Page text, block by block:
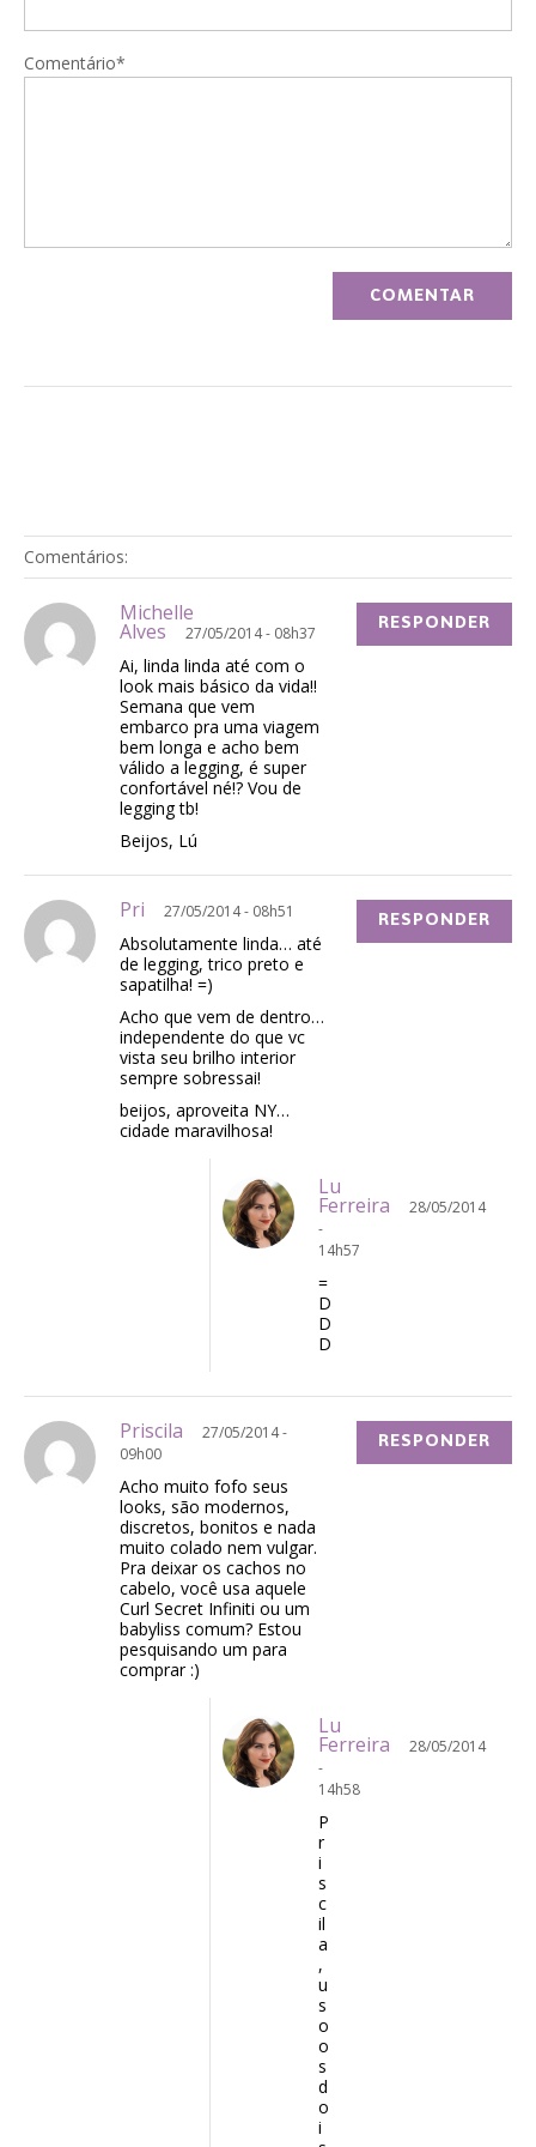
Comentário*
Comentários:
Michelle
Alves 27/05/2014 - 08h37
Ai, linda linda até com o
look mais básico da vida!!
Semana que vem
embarco pra uma viagem
bem longa e acho bem
válido a legging, é super
confortável né!? Vou de
legging tb!
Beijos, Lú
RESPONDER
Pri 27/05/2014 - 08h51
Absolutamente linda… até
de legging, trico preto e
sapatilha! =)
Acho que vem de dentro…
independente do que vc
vista seu brilho interior
sempre sobressai!
beijos, aproveita NY…
cidade maravilhosa!
RESPONDER
Lu
Ferreira
28/05/2014
-
14h57
=
D
D
D
Priscila
27/05/2014 -
09h00
Acho muito fofo seus
looks, são modernos,
discretos, bonitos e nada
muito colado nem vulgar.
Pra deixar os cachos no
cabelo, você usa aquele
Curl Secret Infiniti ou um
babyliss comum? Estou
pesquisando um para
comprar :)
RESPONDER
Lu
Ferreira
28/05/2014
-
14h58
P
r
i
s
c
il
a
,
u
s
o
o
s
d
o
i